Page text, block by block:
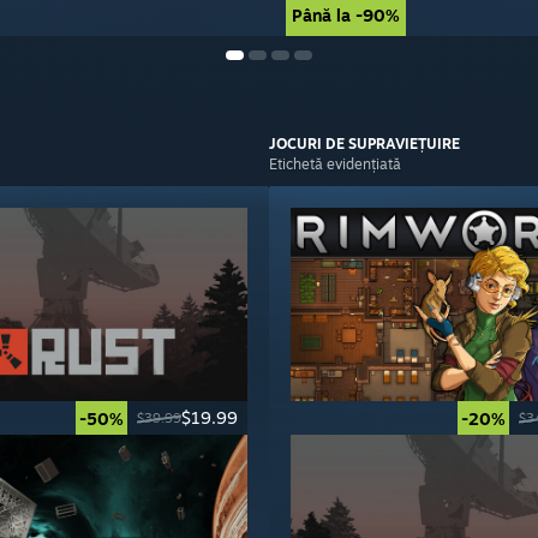
Până la -90%
Până la -90%
-50% $39.99$19.99
JOCURI DE SUPRAVIEȚUIRE
Etichetă evidențiată
-20%